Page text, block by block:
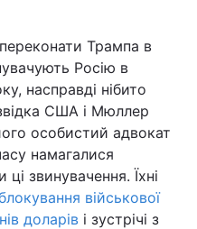
Думки
Вакансії
Трампа в
Росію в
насправді нібито
США і Мюллер
особистий адвокат
намагалися
звинувачення. Їхні
військової
доларів і зустрічі з